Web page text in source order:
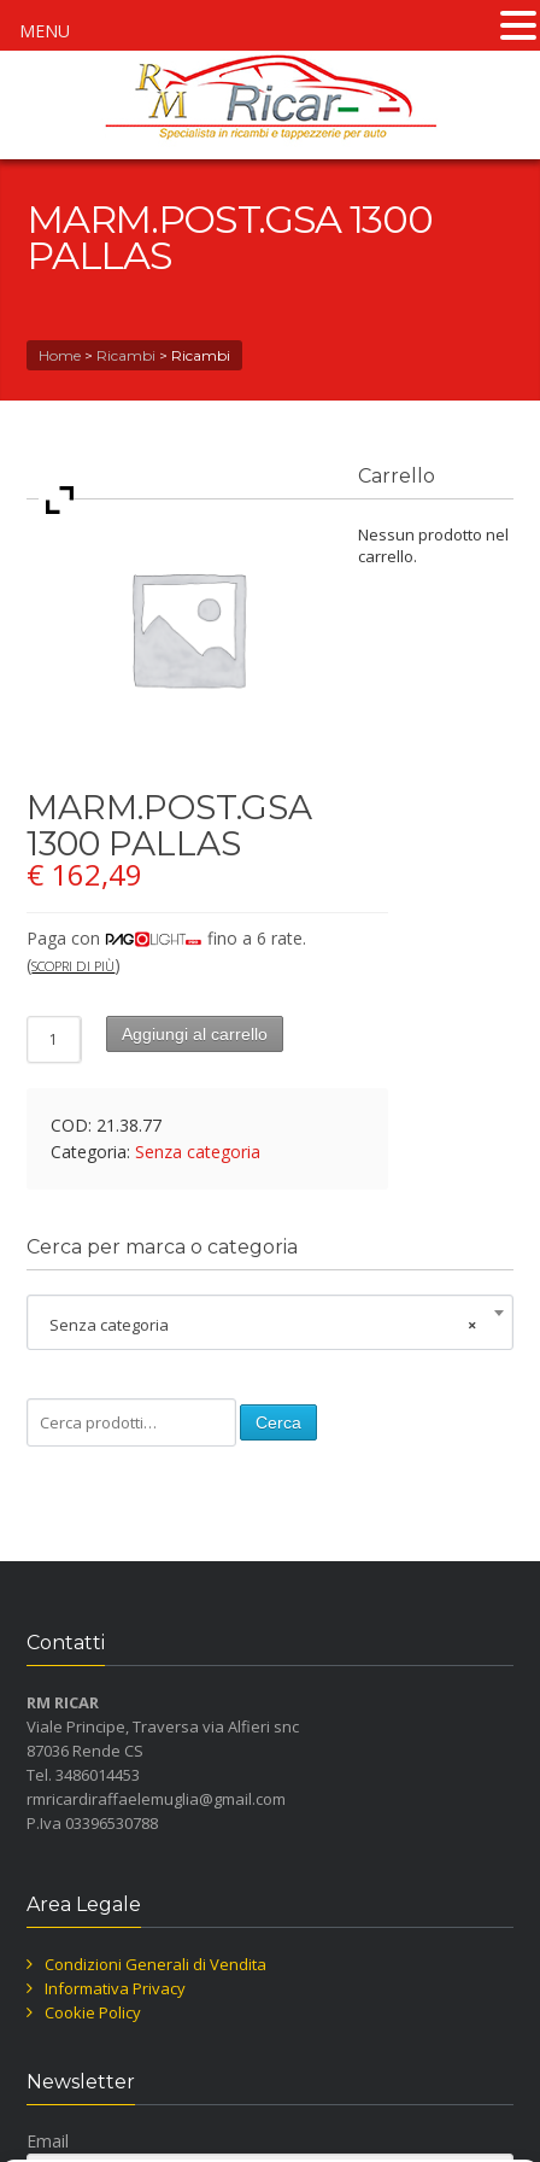
MARM.POST.GSA 1300
PALLAS
Home > Ricambi > Ricambi
MARM.POST.GSA
1300 PALLAS
€ 162,49
Paga con
fino a 6 rate.
(SCOPRI DI PIÙ)
Aggiungi al carrello
COD: 21.38.77
Categoria:Senza categoria
Carrello
Nessun prodotto nel
carrello.
Cerca per marca o categoria
×
Senza categoria
Cerca
Contatti
RM RICAR
Viale Principe, Traversa via Alfieri snc
87036 Rende CS
Tel. 3486014453
rmricardiraffaelemuglia@gmail.com
P.Iva 03396530788
Area Legale
Condizioni Generali di Vendita
Informativa Privacy
Cookie Policy
Newsletter
Email
MENU